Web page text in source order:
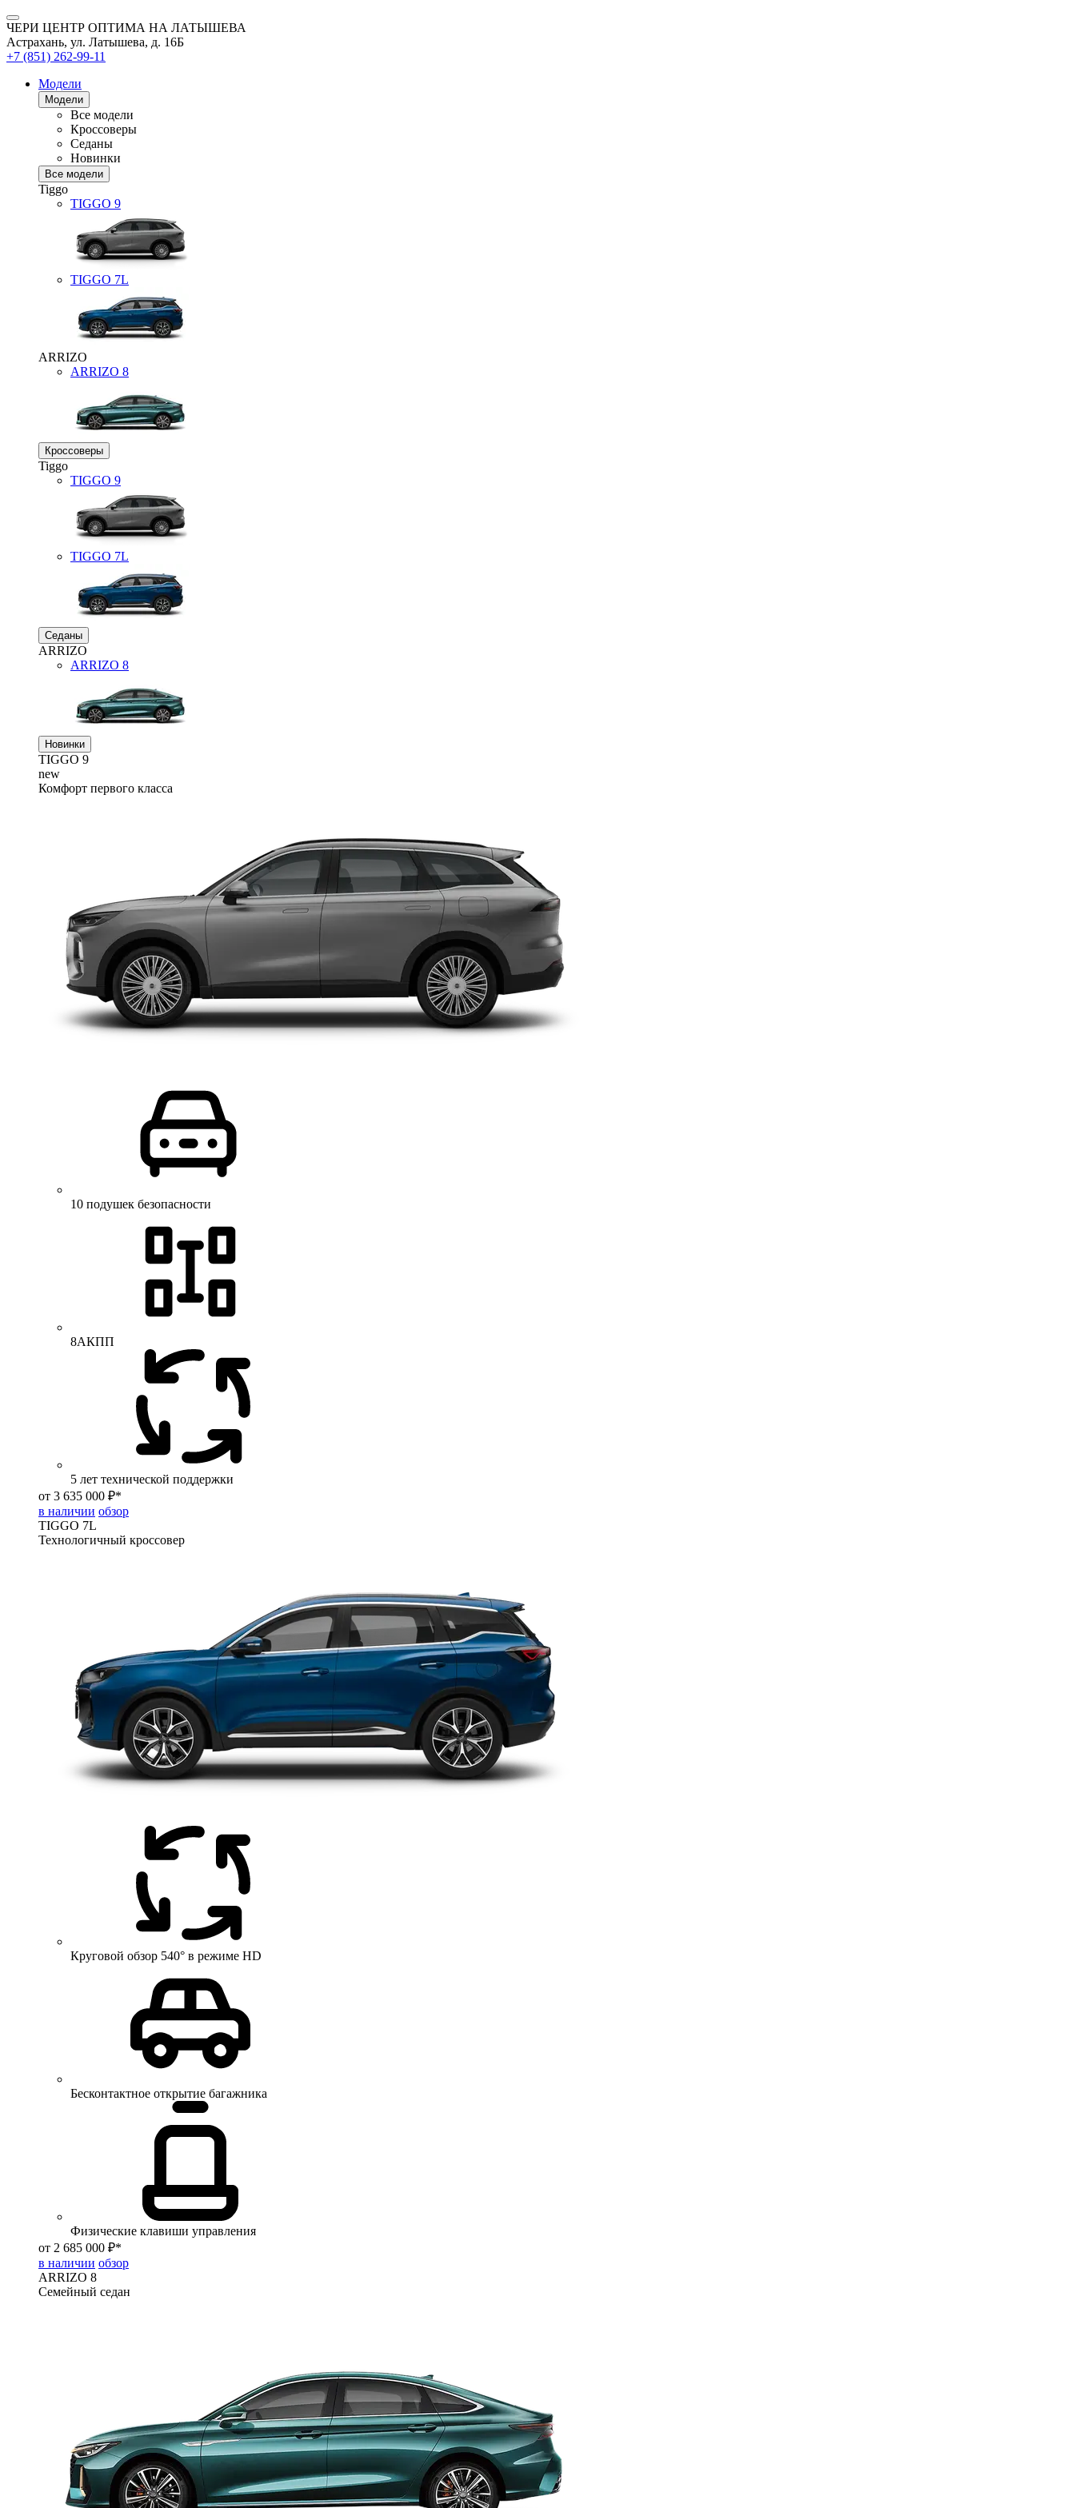
ЧЕРИ ЦЕНТР ОПТИМА НА ЛАТЫШЕВА
Астрахань, ул. Латышева, д. 16Б
+7 (851) 262-99-11
Модели
Модели
Все модели
Кроссоверы
Седаны
Новинки
Все модели
Tiggo
TIGGO 9
TIGGO 7L
ARRIZO
ARRIZO 8
Кроссоверы
Tiggo
TIGGO 9
TIGGO 7L
Седаны
ARRIZO
ARRIZO 8
Новинки
TIGGO 9
new
Комфорт первого класса
10 подушек безопасности
8АКПП
5 лет технической поддержки
от 3 635 000 ₽*
в наличии обзор
TIGGO 7L
Технологичный кроссовер
Круговой обзор 540° в режиме HD
Бесконтактное открытие багажника
Физические клавиши управления
от 2 685 000 ₽*
в наличии обзор
ARRIZO 8
Семейный седан